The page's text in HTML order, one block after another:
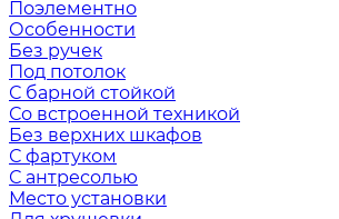
Поэлементно
Особенности
Без ручек
Под потолок
С барной стойкой
Со встроенной техникой
Без верхних шкафов
С фартуком
С антресолью
Место установки